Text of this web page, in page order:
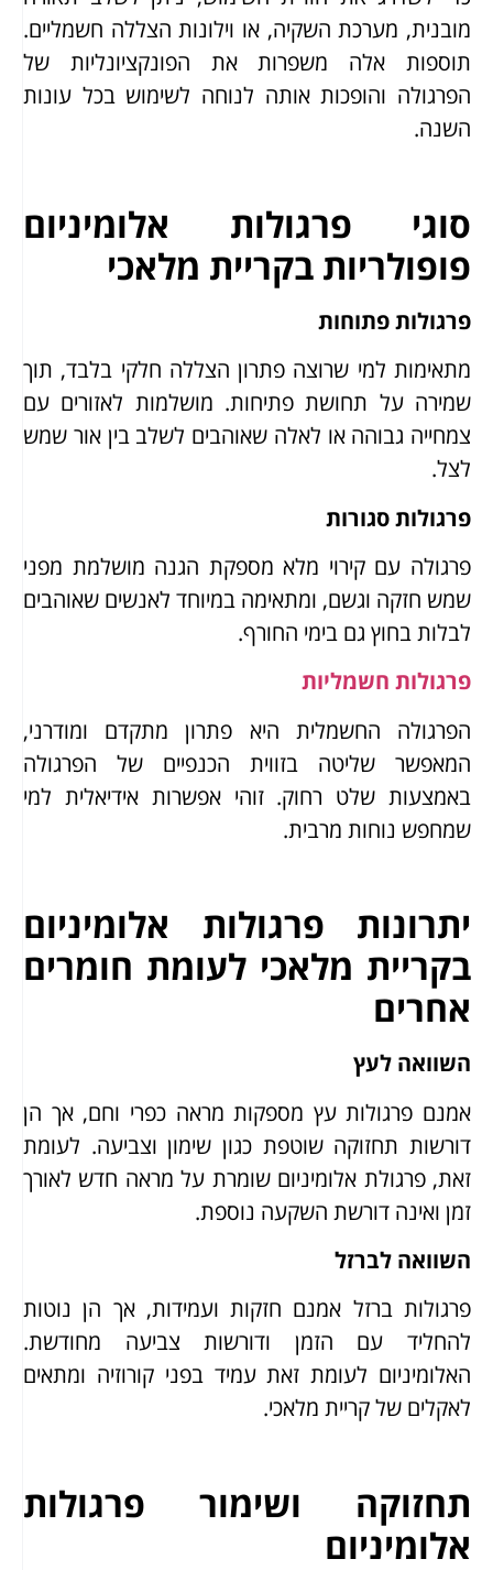
מובנית, מערכת השקיה, או וילונות הצללה חשמליים.
תוספות אלה משפרות את הפונקציונליות של
הפרגולה והופכות אותה לנוחה לשימוש בכל עונות
השנה.
סוגי פרגולות אלומיניום
פופולריות בקריית מלאכי
פרגולות פתוחות
מתאימות למי שרוצה פתרון הצללה חלקי בלבד, תוך
שמירה על תחושת פתיחות. מושלמות לאזורים עם
צמחייה גבוהה או לאלה שאוהבים לשלב בין אור שמש
לצל.
פרגולות סגורות
פרגולה עם קירוי מלא מספקת הגנה מושלמת מפני
שמש חזקה וגשם, ומתאימה במיוחד לאנשים שאוהבים
לבלות בחוץ גם בימי החורף.
פרגולות חשמליות
הפרגולה החשמלית היא פתרון מתקדם ומודרני,
המאפשר שליטה בזווית הכנפיים של הפרגולה
באמצעות שלט רחוק. זוהי אפשרות אידיאלית למי
שמחפש נוחות מרבית.
יתרונות פרגולות אלומיניום
בקריית מלאכי לעומת חומרים
אחרים
השוואה לעץ
אמנם פרגולות עץ מספקות מראה כפרי וחם, אך הן
דורשות תחזוקה שוטפת כגון שימון וצביעה. לעומת
זאת, פרגולת אלומיניום שומרת על מראה חדש לאורך
זמן ואינה דורשת השקעה נוספת.
השוואה לברזל
פרגולות ברזל אמנם חזקות ועמידות, אך הן נוטות
להחליד עם הזמן ודורשות צביעה מחודשת.
האלומיניום לעומת זאת עמיד בפני קורוזיה ומתאים
לאקלים של קריית מלאכי.
תחזוקה ושימור פרגולות
אלומיניום